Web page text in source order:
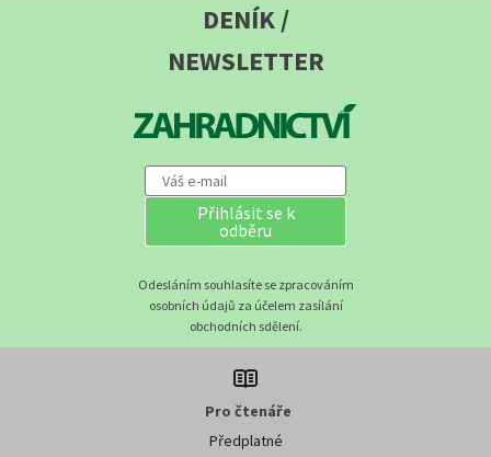
DENÍK /
NEWSLETTER
Přihlásit se k
odběru
Odesláním souhlasíte se zpracováním
osobních údajů za účelem zasílání
obchodních sdělení.
Pro čtenáře
Předplatné